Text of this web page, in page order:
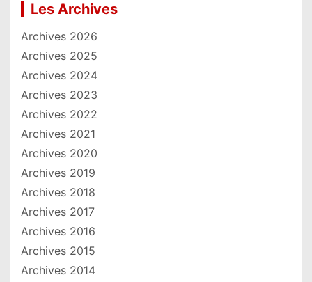
Les Archives
Archives 2026
Archives 2025
Archives 2024
Archives 2023
Archives 2022
Archives 2021
Archives 2020
Archives 2019
Archives 2018
Archives 2017
Archives 2016
Archives 2015
Archives 2014